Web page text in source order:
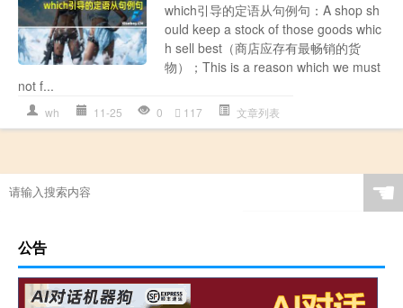
which引导的定语从句例句：A shop sh
ould keep a stock of those goods whic
h sell best（商店应存有最畅销的货
物）；This is a reason which we must
not f...
wh 11-25 0 117 文章列表
☚
公告